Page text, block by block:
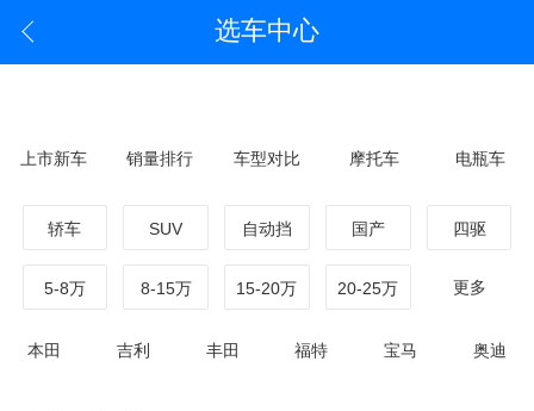
选车中心
上市新车 销量排行 车型对比 摩托车 电瓶车
轿车 SUV 自动挡 国产 四驱
5-8万 8-15万 15-20万 20-25万 更多
本田 吉利 丰田 福特 宝马 奥迪